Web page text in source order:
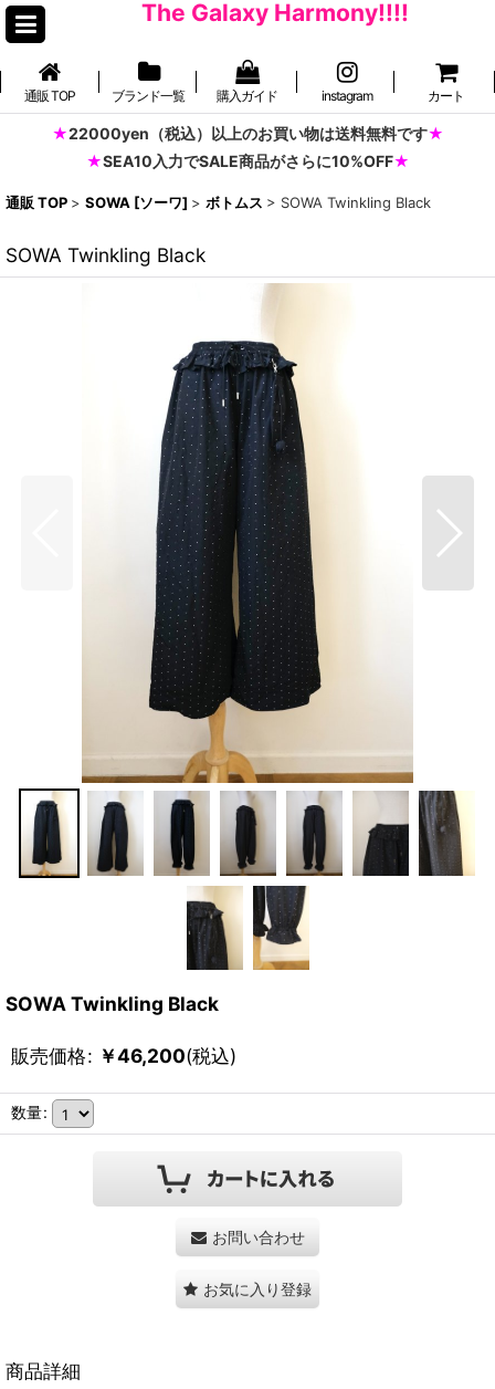
The Galaxy Harmony!!!!
通販 TOP ブランド一覧 購入ガイド instagram カート
22000yen（税込）以上のお買い物は送料無料です
SEA10入力でSALE商品がさらに10%OFF
通販 TOP > SOWA [ソーワ] > ボトムス > SOWA Twinkling Black
SOWA Twinkling Black
SOWA Twinkling Black
販売価格: ￥46,200(税込)
数量:
お問い合わせ
お気に入り登録
商品詳細